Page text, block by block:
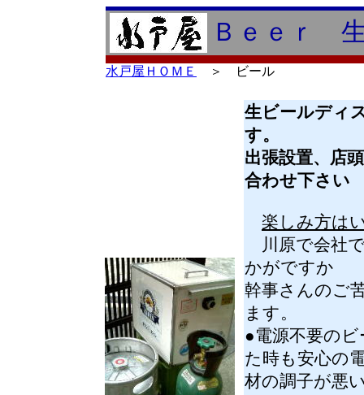
Ｂｅｅｒ
水戸屋ＨＯＭＥ ＞ ビール
生ビールディ
す。
出張設置、店
合わせ下さい
楽しみ方は
川原で会社
かがですか
幹事さんのご
ます。
●電源不要の
た時も安心の
材の調子が悪